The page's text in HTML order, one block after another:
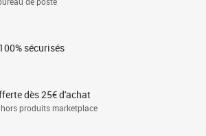
sécurisés
dès 25€ d'achat
produits marketplace